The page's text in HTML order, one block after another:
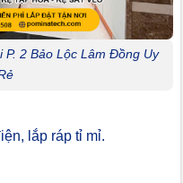
2 Bảo Lộc Lâm Đồng Uy
lắp ráp tỉ mỉ.